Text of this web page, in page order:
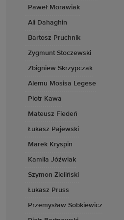
Paweł Morawiak
Ali Dahaghin
Bartosz Pruchnik
Zygmunt Stoczewski
Zbigniew Skrzypczak
Alemu Mosisa Legese
Piotr Kawa
Mateusz Fiedeń
Łukasz Pajewski
Marek Kryspin
Kamila Jóźwiak
Szymon Zieliński
Łukasz Pruss
Przemysław Sobkiewicz